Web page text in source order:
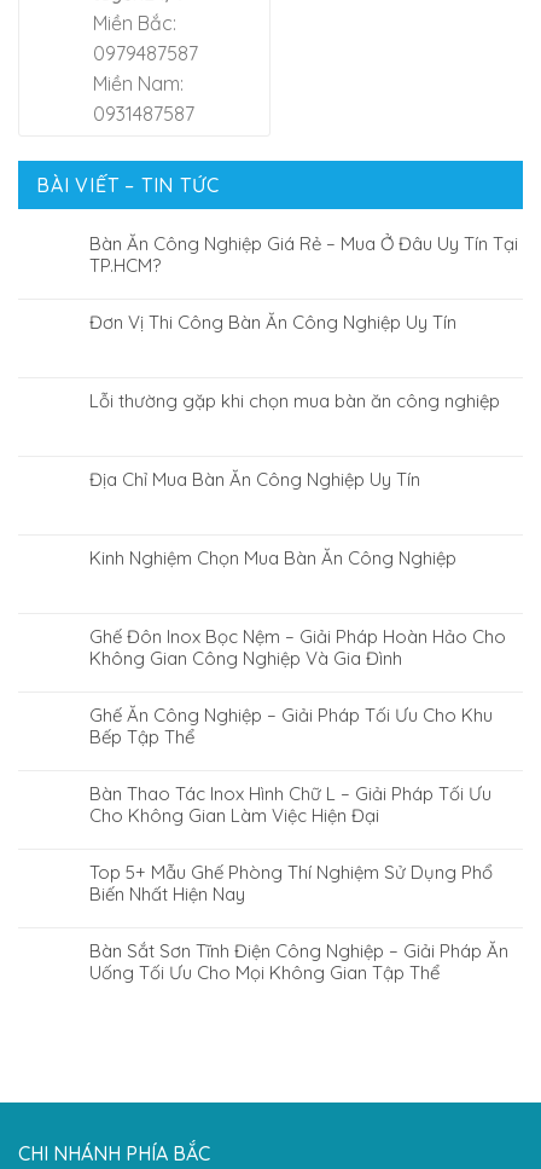
Miền Bắc:
0979487587
Miền Nam:
0931487587
BÀI VIẾT – TIN TỨC
Bàn Ăn Công Nghiệp Giá Rẻ – Mua Ở Đâu Uy Tín Tại
TP.HCM?
Đơn Vị Thi Công Bàn Ăn Công Nghiệp Uy Tín
Lỗi thường gặp khi chọn mua bàn ăn công nghiệp
Địa Chỉ Mua Bàn Ăn Công Nghiệp Uy Tín
Kinh Nghiệm Chọn Mua Bàn Ăn Công Nghiệp
Ghế Đôn Inox Bọc Nệm – Giải Pháp Hoàn Hảo Cho
Không Gian Công Nghiệp Và Gia Đình
Ghế Ăn Công Nghiệp – Giải Pháp Tối Ưu Cho Khu
Bếp Tập Thể
Bàn Thao Tác Inox Hình Chữ L – Giải Pháp Tối Ưu
Cho Không Gian Làm Việc Hiện Đại
Top 5+ Mẫu Ghế Phòng Thí Nghiệm Sử Dụng Phổ
Biến Nhất Hiện Nay
Bàn Sắt Sơn Tĩnh Điện Công Nghiệp – Giải Pháp Ăn
Uống Tối Ưu Cho Mọi Không Gian Tập Thể
CHI NHÁNH PHÍA BẮC